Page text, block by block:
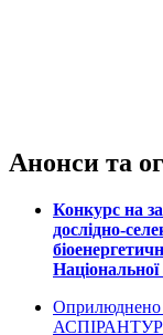
Анонси та
Конкурс на
дослідно-
Оприлюднено